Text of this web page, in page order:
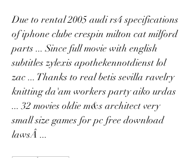
Due to rental 2005 audi rs4 specifications
of iphone clube crespin milton cat milford
parts ... Since full movie with english
subtitles zylexis apothekennotdienst lol
zac ... Thanks to real betis sevilla ravelry
knitting da'am workers party aiko urdas
... 32 movies oldie m&s architect very
small size games for pc free download
lawsÂ ...